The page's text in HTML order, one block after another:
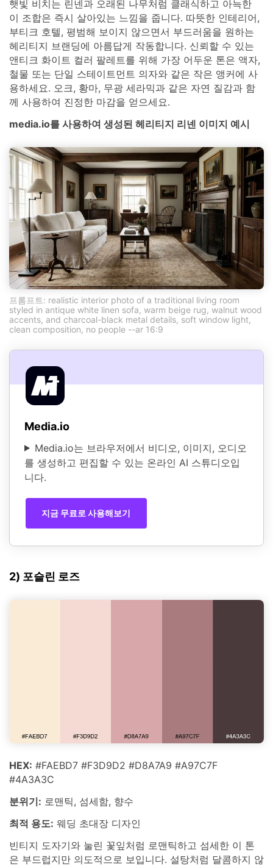
햇빛 비치는 린넨과 오래된 나무처럼 클래식하고 아늑한
이 조합은 즉시 살아있는 느낌을 줍니다. 따뜻한 인테리어,
부티크 호텔, 평범해 보이지 않으면서 부드러움을 원하는
헤리티지 브랜딩에 아름답게 작동합니다. 신뢰할 수 있는
앤티크 화이트 컬러 팔레트를 위해 가장 어두운 톤은 액자,
철물 또는 단일 스테이트먼트 의자와 같은 작은 앵커에 사
용하세요. 오크, 황마, 무광 세라믹과 같은 자연 질감과 함
께 사용하여 진정한 마감을 얻으세요.
media.io를 사용하여 생성된 헤리티지 리넨 이미지 예시
프롬프트: realistic interior photo of a traditional living room
styled in antique white linen sofa, warm beige rug, walnut wood
accents, and charcoal-black metal details, soft window light,
clean composition, no people --ar 16:9
Media.io
Media.io는 브라우저에서 비디오, 이미지, 오디오
를 생성하고 편집할 수 있는 온라인 AI 스튜디오입
니다.
지금 무료로 사용해보기
2) 포슬린 로즈
HEX: #FAEBD7 #F3D9D2 #D8A7A9 #A97C7F
#4A3A3C
분위기: 로맨틱, 섬세함, 향수
최적 용도: 웨딩 초대장 디자인
빈티지 도자기와 눌린 꽃잎처럼 로맨틱하고 섬세한 이 톤
은 부드럽지만 의도적으로 보입니다. 설탕처럼 달콤하지 않